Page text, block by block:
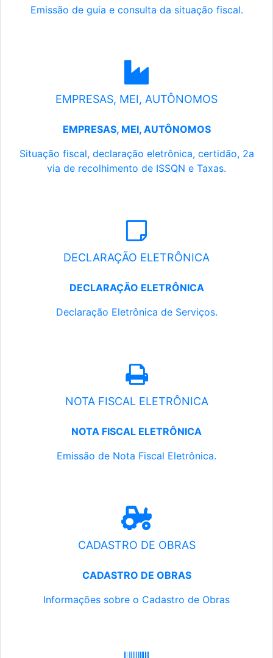
Emissão de guia e consulta da situação fiscal.
EMPRESAS, MEI, AUTÔNOMOS
EMPRESAS, MEI, AUTÔNOMOS
Situação fiscal, declaração eletrônica, certidão, 2a
via de recolhimento de ISSQN e Taxas.
DECLARAÇÃO ELETRÔNICA
DECLARAÇÃO ELETRÔNICA
Declaração Eletrônica de Serviços.
NOTA FISCAL ELETRÔNICA
NOTA FISCAL ELETRÔNICA
Emissão de Nota Fiscal Eletrônica.
CADASTRO DE OBRAS
CADASTRO DE OBRAS
Informações sobre o Cadastro de Obras